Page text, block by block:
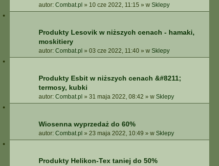
autor: Combat.pl » 10 cze 2022, 11:15 » w Sklepy
Produkty Lesovik w niższych cenach - hamaki,
moskitiery
autor: Combat.pl » 03 cze 2022, 11:40 » w Sklepy
Produkty Esbit w niższych cenach &#8211;
termosy, kubki
autor: Combat.pl » 31 maja 2022, 08:42 » w Sklepy
Wiosenna wyprzedaż do 60%
autor: Combat.pl » 23 maja 2022, 10:49 » w Sklepy
Produkty Helikon-Tex taniej do 50%